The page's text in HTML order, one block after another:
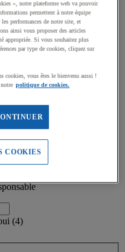
(4)
», notre plateforme web va pouvoir
permettent à notre équipe
performances de notre site, et
ainsi vous proposer des articles
appropriée. Si vous souhaitez plus
par type de cookies, cliquez sur
cookies, vous êtes le bienvenu aussi !
politique de cookies.
COOKIES